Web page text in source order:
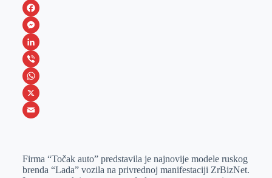
F
a
c
e
b
o
M
e
s
s
e
e
L
i
n
k
I
V
i
b
W
h
s
X
a
Firma “Točak auto” predstavila je najnovije modele ruskog
brenda “Lada” vozila na privrednoj manifestaciji ZrBizNet.